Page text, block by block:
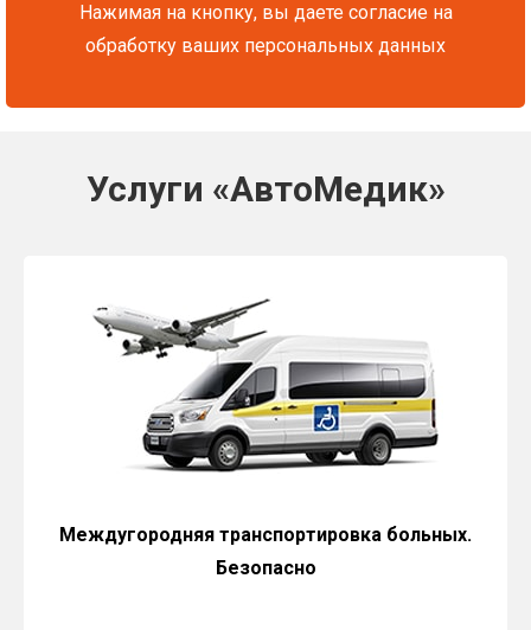
Нажимая на кнопку, вы даете согласие на
обработку ваших персональных данных
Услуги «АвтоМедик»
Междугородняя транспортировка больных.
Безопасно